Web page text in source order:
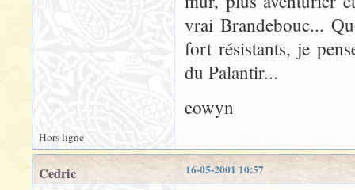
vrai Brandebouc...
fort résistants, je
du Palantir...
eowyn
Hors ligne
16-05-2001 10:57
Cedric